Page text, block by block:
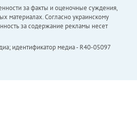
за факты и оценочные суждения,
материалах. Согласно украинскому
за содержание рекламы несет
идентификатор медиа - R40-05097